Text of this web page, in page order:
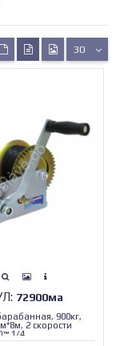
30
72900ма
900кг,
2 скорости
1/4_